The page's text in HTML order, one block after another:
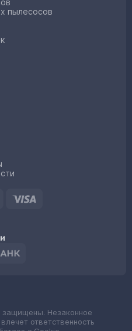
пылесосов
Незаконное
ответственность